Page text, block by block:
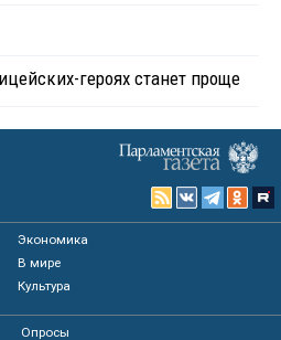
героях станет проще
Экономика
В мире
Культура
Опросы